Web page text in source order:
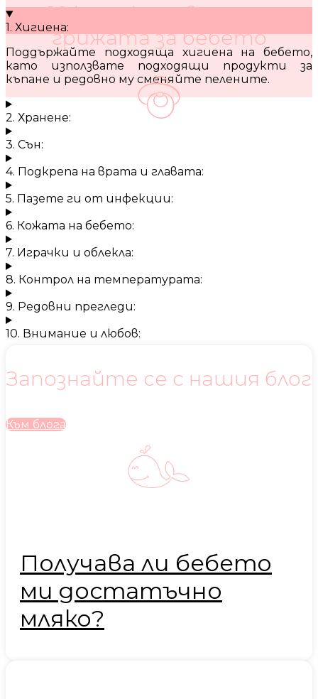
10 кратки съвета за
грижата за бебето
1. Хигиена:
Поддържайте подходяща хигиена на бебето,
като използвате подходящи продукти за
къпане и редовно му сменяйте пелените.
2. Хранене:
3. Сън:
4. Подкрепа на врата и главата:
5. Пазете ги от инфекции:
6. Кожата на бебето:
7. Играчки и облекла:
8. Контрол на температурата:
9. Редовни прегледи:
10. Внимание и любов:
Запознайте се с нашия блог
Към блога
Получава ли бебето
ми достатъчно
мляко?